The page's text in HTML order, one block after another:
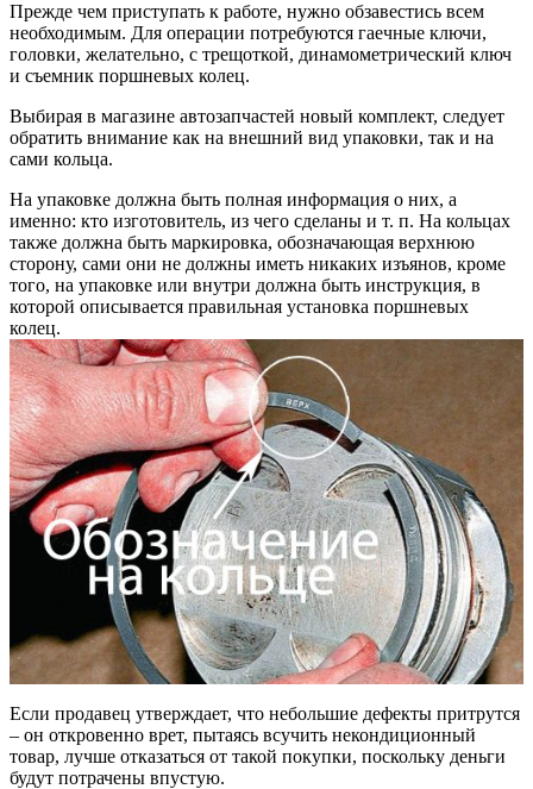
Прежде чем приступать к работе, нужно обзавестись всем
необходимым. Для операции потребуются гаечные ключи,
головки, желательно, с трещоткой, динамометрический ключ
и съемник поршневых колец.
Выбирая в магазине автозапчастей новый комплект, следует
обратить внимание как на внешний вид упаковки, так и на
сами кольца.
На упаковке должна быть полная информация о них, а
именно: кто изготовитель, из чего сделаны и т. п. На кольцах
также должна быть маркировка, обозначающая верхнюю
сторону, сами они не должны иметь никаких изъянов, кроме
того, на упаковке или внутри должна быть инструкция, в
которой описывается правильная установка поршневых
колец.
Если продавец утверждает, что небольшие дефекты притрутся
– он откровенно врет, пытаясь всучить некондиционный
товар, лучше отказаться от такой покупки, поскольку деньги
будут потрачены впустую.